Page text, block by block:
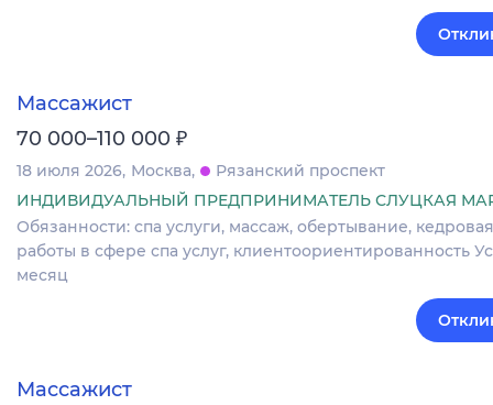
Массажист
70 000–110 000 ₽
18 июля 2026 Москва
Рязанский проспект
ИНДИВИДУАЛЬНЫЙ ПРЕДПРИНИМАТЕЛЬ СЛУЦКАЯ
Обязанности: спа услуги, массаж, обертывание,
работы в сфере спа услуг, клиентоориентированность
месяц
Массажист